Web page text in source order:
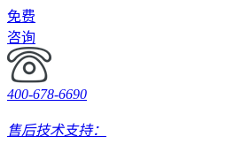
免费
咨询
400-678-6690
售后技术支持：